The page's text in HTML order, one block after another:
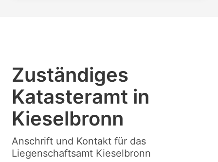
Zuständiges
Katasteramt in
Kieselbronn
Anschrift und Kontakt für das
Liegenschaftsamt Kieselbronn